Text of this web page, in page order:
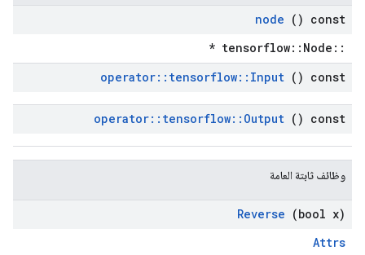
node () const
::tensorflow::Node *
operator:: tensorflow:: Input () const
operator:: tensorflow:: Output () const
وظائف ثابتة العامة
Reverse (bool x)
Attrs